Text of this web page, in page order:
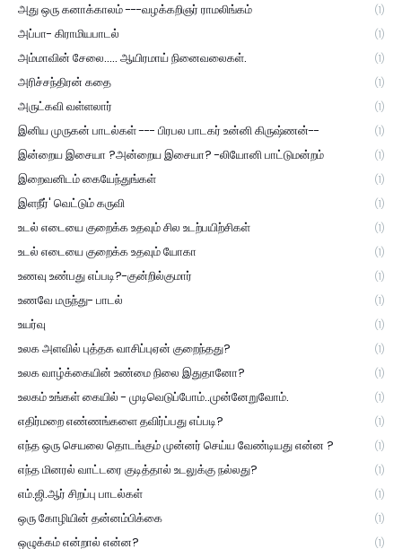
அது ஒரு கனாக்காலம் ---வழக்கறிஞர் ராமலிங்கம் (1)
அப்பா- கிராமியபாடல் (1)
அம்மாவின் சேலை..... ஆயிரமாய் நினைவலைகள். (1)
அரிச்சந்திரன் கதை (1)
அருட்கவி வள்ளலார் (1)
இனிய முருகன் பாடல்கள் --- பிரபல பாடகர் உன்னி கிருஷ்ணன்-- (1)
இன்றைய இசையா ?அன்றைய இசையா? -லியோனி பாட்டுமன்றம் (1)
இறைவனிடம் கையேந்துங்கள் (1)
இளநீர்' வெட்டும் கருவி (1)
உடல் எடையை குறைக்க உதவும் சில உடற்பயிற்சிகள் (1)
உடல் எடையை குறைக்க உதவும் யோகா (1)
உணவு உண்பது எப்படி?-குன்றில்குமார் (1)
உணவே மருந்து- பாடல் (1)
உயர்வு (1)
உலக அளவில் புத்தக வாசிப்புஏன் குறைந்தது? (1)
உலக வாழ்க்கையின் உண்மை நிலை இதுதானோ? (1)
உலகம் உங்கள் கையில் - முடிவெடுப்போம்..முன்னேறுவோம். (1)
எதிர்மறை எண்ணங்களை தவிர்ப்பது எப்படி? (1)
எந்த ஒரு செயலை தொடங்கும் முன்னர் செய்ய வேண்டியது என்ன ? (1)
எந்த மினரல் வாட்டரை குடித்தால் உடலுக்கு நல்லது? (1)
எம்.ஜி.ஆர் சிறப்பு பாடல்கள் (1)
ஒரு கோழியின் தன்னம்பிக்கை (1)
ஒழுக்கம் என்றால் என்ன? (1)